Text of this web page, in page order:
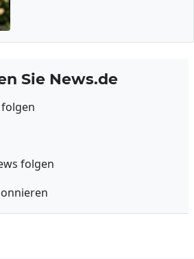
Sie News.de
folgen